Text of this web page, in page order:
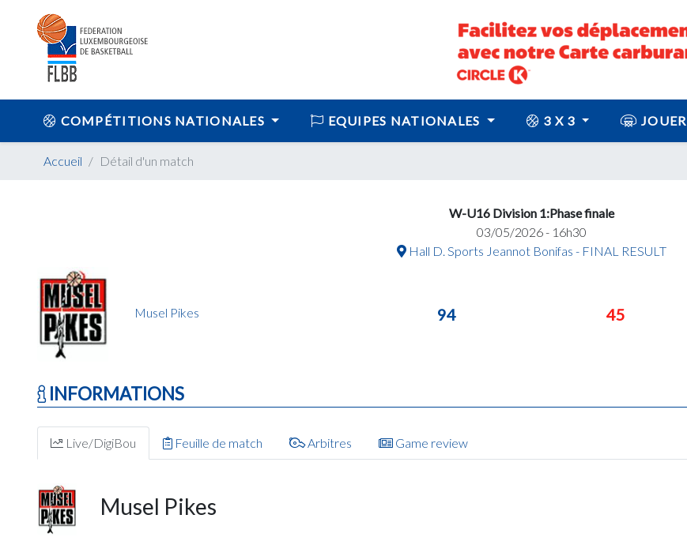
COMPÉTITIONS NATIONALES EQUIPES NATIONALES 3 X 3 JOUER
Accueil Détail d'un match
W-U16 Division 1:Phase finale
03/05/2026 - 16h30
Hall D. Sports Jeannot Bonifas - FINAL RESULT
Musel Pikes 94 45
INFORMATIONS
Live/DigiBou Feuille de match Arbitres Game review
Musel Pikes